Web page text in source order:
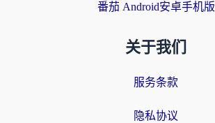
番茄 Android安卓手机版
关于我们
服务条款
隐私协议